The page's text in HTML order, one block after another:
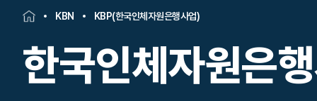
KBN KBP(한국인체자원은행사업)
한국인체자원은